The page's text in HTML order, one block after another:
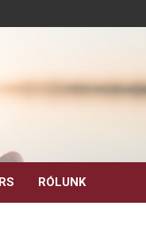
RÓLUNK